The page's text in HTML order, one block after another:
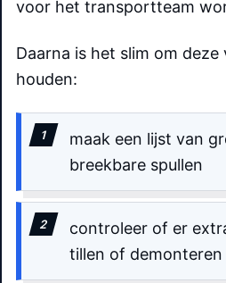
voor het transportteam
Daarna is het slim om
houden:
maak een lijst van
breekbare spullen
controleer of er
tillen of demonteren